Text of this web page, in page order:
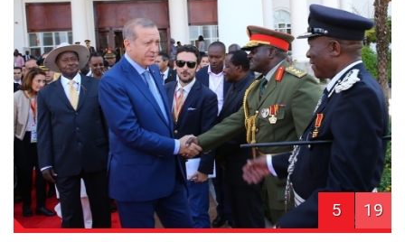
5 19